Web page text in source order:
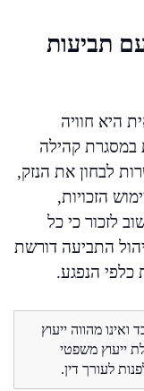
תביעות
היא חוויה
קהילה
לבחון את הנזק,
הזכויות,
לזכור כי כל
התביעה דורשת
כלפי הנפגע.
מהווה ייעוץ
ייעוץ משפטי
לעורך דין.